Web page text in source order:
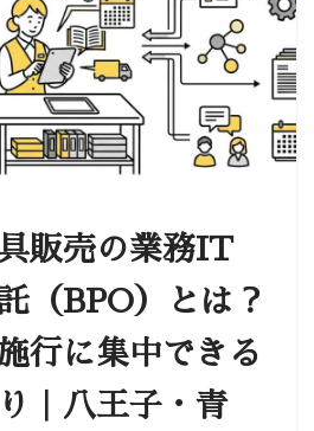
販売の業務IT
（BPO）とは？
行に集中できる
｜八王子・青